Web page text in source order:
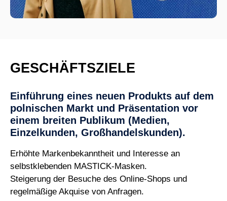
GESCHÄFTSZIELE
Einführung eines neuen Produkts auf dem
polnischen Markt und Präsentation vor
einem breiten Publikum (Medien,
Einzelkunden, Großhandelskunden).
Erhöhte Markenbekanntheit und Interesse an
selbstklebenden MASTICK-Masken.
Steigerung der Besuche des Online-Shops und
regelmäßige Akquise von Anfragen.